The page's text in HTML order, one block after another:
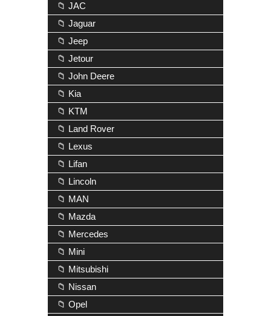
📁 JAC
📁 Jaguar
📁 Jeep
📁 Jetour
📁 John Deere
📁 Kia
📁 KTM
📁 Land Rover
📁 Lexus
📁 Lifan
📁 Lincoln
📁 MAN
📁 Mazda
📁 Mercedes
📁 Mini
📁 Mitsubishi
📁 Nissan
📁 Opel